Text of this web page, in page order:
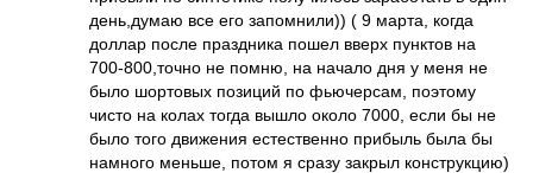
день,думаю все его запомнили)) ( 9 марта, когда
доллар после праздника пошел вверх пунктов на
700-800,точно не помню, на начало дня у меня не
было шортовых позиций по фьючерсам, поэтому
чисто на колах тогда вышло около 7000, если бы не
было того движения естественно прибыль была бы
намного меньше, потом я сразу закрыл конструкцию)